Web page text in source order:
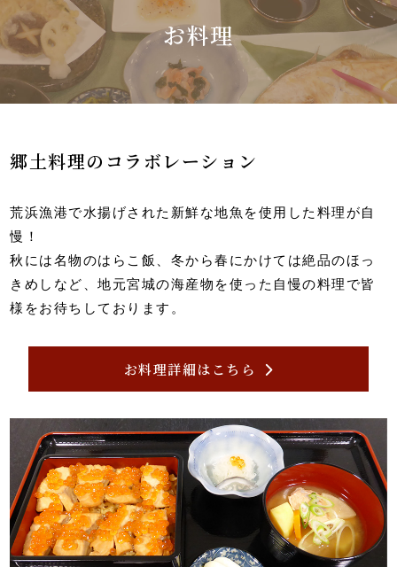
お料理
郷土料理のコラボレーション
荒浜漁港で水揚げされた新鮮な地魚を使用した料理が自
慢！
秋には名物のはらこ飯、冬から春にかけては絶品のほっ
きめしなど、地元宮城の海産物を使った自慢の料理で皆
様をお待ちしております。
お料理詳細はこちら